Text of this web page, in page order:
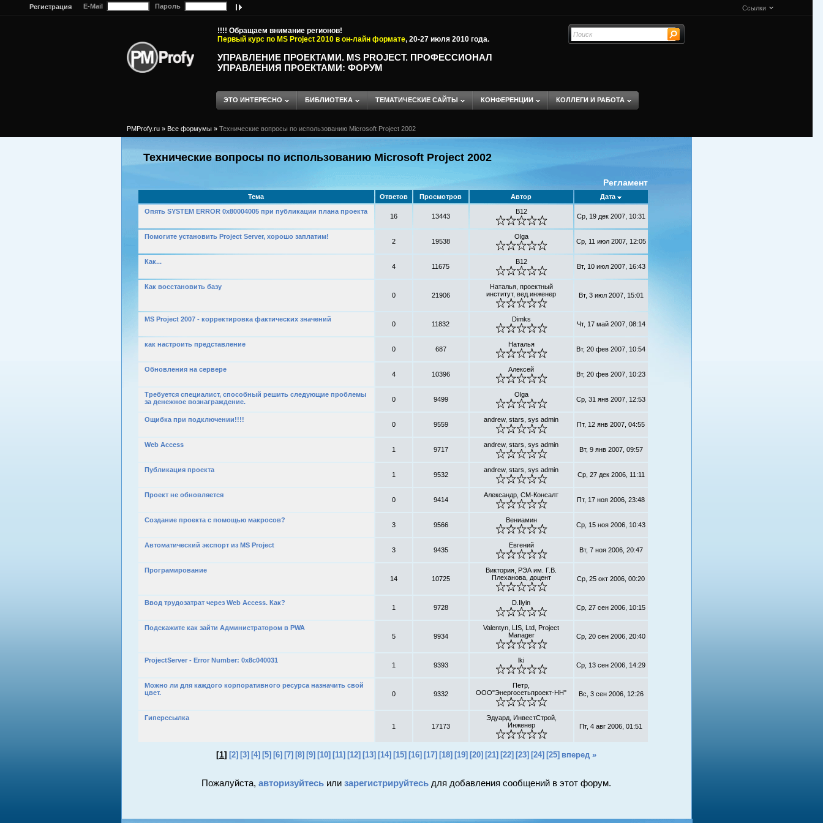
Регистрация E-Mail Пароль Ссылки
!!!! Обращаем внимание регионов!
Первый курс по MS Project 2010 в он-лайн формате, 20-27 июля 2010 года.
УПРАВЛЕНИЕ ПРОЕКТАМИ. MS PROJECT. ПРОФЕССИОНАЛ
УПРАВЛЕНИЯ ПРОЕКТАМИ: ФОРУМ
ЭТО ИНТЕРЕСНО БИБЛИОТЕКА ТЕМАТИЧЕСКИЕ САЙТЫ КОНФЕРЕНЦИИ КОЛЛЕГИ И РАБОТА
PMProfy.ru » Все формумы » Технические вопросы по использованию Microsoft Project 2002
Технические вопросы по использованию Microsoft Project 2002
Регламент
Тема Ответов Просмотров Автор
Дата
Опять SYSTEM ERROR 0x80004005 при публикации плана проекта
16 13443
B12
Ср, 19 дек 2007, 10:31
Помогите установить Project Server, хорошо заплатим!
2 19538
Olga
Ср, 11 июл 2007, 12:05
Как...
4 11675
B12
Вт, 10 июл 2007, 16:43
Как восстановить базу
0
21906
Наталья, проектный
институт, вед.инженер
Вт, 3 июл 2007, 15:01
MS Project 2007 - корректировка фактических значений
0 11832
Dimks
Чт, 17 май 2007, 08:14
как настроить представление
0 687
Наталья
Вт, 20 фев 2007, 10:54
Обновления на сервере
4 10396
Алексей
Вт, 20 фев 2007, 10:23
Требуется специалист, способный решить следующие проблемы
за денежное вознаграждение.
0 9499
Olga
Ср, 31 янв 2007, 12:53
Ощибка при подключении!!!!
0 9559
andrew, stars, sys admin
Пт, 12 янв 2007, 04:55
Web Access
1 9717
andrew, stars, sys admin
Вт, 9 янв 2007, 09:57
Публикация проекта
1 9532
andrew, stars, sys admin
Ср, 27 дек 2006, 11:11
Проект не обновляется
0 9414
Александр, СМ-Консалт
Пт, 17 ноя 2006, 23:48
Создание проекта с помощью макросов?
3 9566
Вениамин
Ср, 15 ноя 2006, 10:43
Автоматический экспорт из MS Project
3 9435
Евгений
Вт, 7 ноя 2006, 20:47
Програмирование
14
10725
Виктория, РЭА им. Г.В.
Плеханова, доцент
Ср, 25 окт 2006, 00:20
Ввод трудозатрат через Web Access. Как?
1 9728
D.Ilyin
Ср, 27 сен 2006, 10:15
Подскажите как зайти Администратором в PWA
5
9934
Valentyn, LIS, Ltd, Project
Manager
Ср, 20 сен 2006, 20:40
ProjectServer - Error Number: 0x8c040031
1 9393
lki
Ср, 13 сен 2006, 14:29
Можно ли для каждого корпоративного ресурса назначить свой
цвет.
0 9332
Петр,
ООО"Энергосетьпроект-НН"
Вс, 3 сен 2006, 12:26
Гиперссылка
1
17173
Эдуард, ИнвестСтрой,
Инженер
Пт, 4 авг 2006, 01:51
[1] [2] [3] [4] [5] [6] [7] [8] [9] [10] [11] [12] [13] [14] [15] [16] [17] [18] [19] [20] [21] [22] [23] [24] [25] вперед »
Пожалуйста, авторизуйтесь или зарегистрируйтесь для добавления сообщений в этот форум.